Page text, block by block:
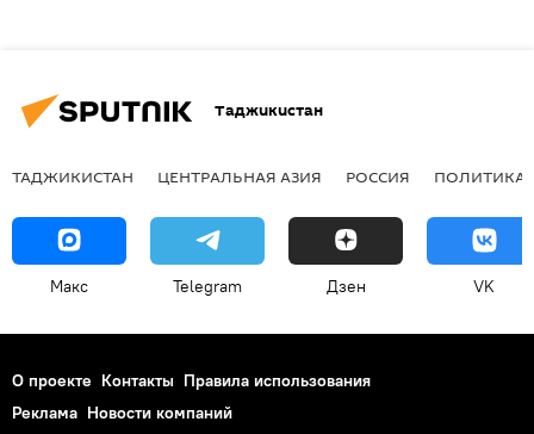
Таджикистан
ТАДЖИКИСТАН ЦЕНТРАЛЬНАЯ АЗИЯ РОССИЯ ПОЛИТИКА
Макс Telegram Дзен VK
О проекте Контакты Правила использования
Реклама Новости компаний